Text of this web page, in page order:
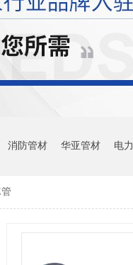
消防管材 华亚管材 电